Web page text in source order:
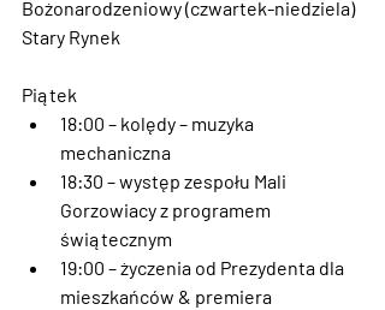
Bożonarodzeniowy (czwartek-niedziela)
Stary Rynek
Piątek
18:00 – kolędy – muzyka
mechaniczna
18:30 – występ zespołu Mali
Gorzowiacy z programem
świątecznym
19:00 – życzenia od Prezydenta dla
mieszkańców & premiera